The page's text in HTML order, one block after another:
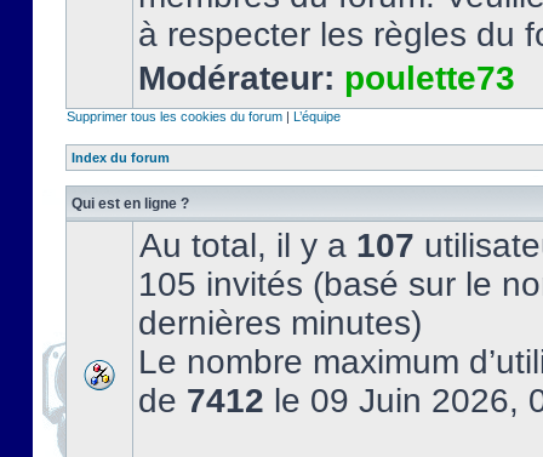
à respecter les règles du
Modérateur: poulette73
Supprimer tous les cookies du forum | L’équipe
Index du forum
Qui est en ligne ?
Au total, il y a 107
105 invités (basé sur le
dernières minutes)
Le nombre maximum
de 7412 le 09 Juin 2026,